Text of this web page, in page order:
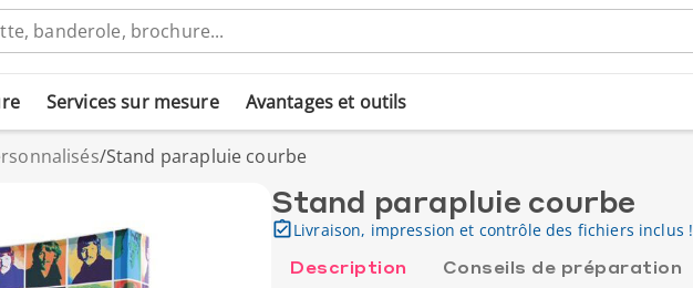
Services sur mesure Avantages et outils
/Stand parapluie courbe
Stand parapluie courbe
Livraison, impression et contrôle des fichiers inclus !
Description Conseils de préparation